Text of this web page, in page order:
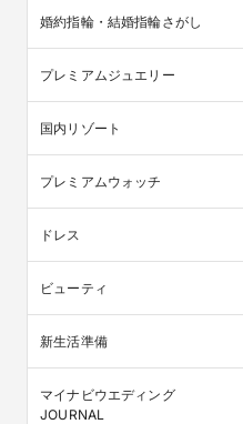
婚約指輪・結婚指輪さがし
プレミアムジュエリー
国内リゾート
プレミアムウォッチ
ドレス
ビューティ
新生活準備
マイナビウエディング
JOURNAL